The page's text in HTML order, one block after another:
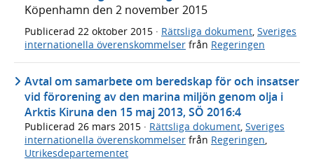
Köpenhamn den 2 november 2015
Publicerad 22 oktober 2015 · Rättsliga dokument, Sveriges
internationella överenskommelser från Regeringen
Avtal om samarbete om beredskap för och insatser
vid förorening av den marina miljön genom olja i
Arktis Kiruna den 15 maj 2013, SÖ 2016:4
Publicerad 26 mars 2015 · Rättsliga dokument, Sveriges
internationella överenskommelser från Regeringen,
Utrikesdepartementet